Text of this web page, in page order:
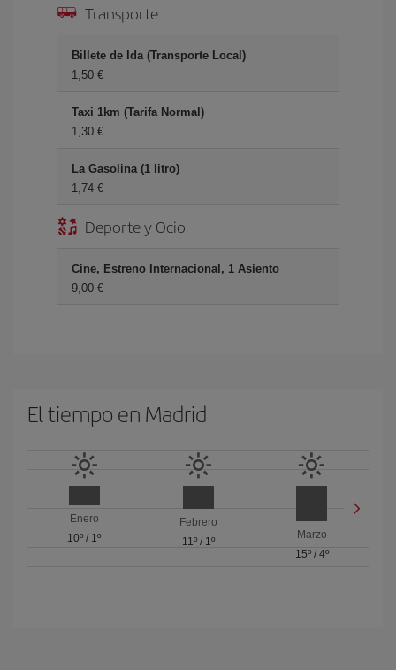
Transporte
Billete de Ida (Transporte Local)
1,50 €
Taxi 1km (Tarifa Normal)
1,30 €
La Gasolina (1 litro)
1,74 €
Deporte y Ocio
Cine, Estreno Internacional, 1 Asiento
9,00 €
El tiempo en Madrid
Enero
10º / 1º
Febrero
11º/ 1º
Marzo
15º/ 4º